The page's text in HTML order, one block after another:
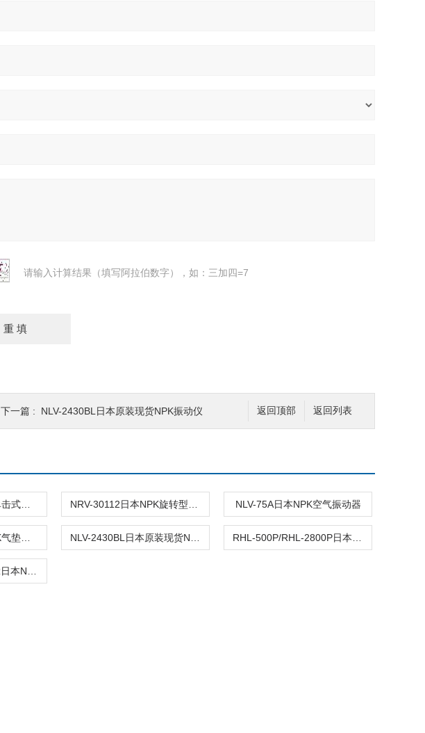
请输入计算结果（填写阿拉伯数字），如：三加四=7
返回列表
返回顶部
下一篇 : NLV-2430BL日本原装现货NPK振动仪
NLV-75A日本NPK空气振动器